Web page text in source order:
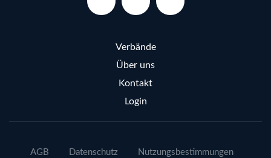
Verbände
Über uns
Kontakt
Login
AGB Datenschutz Nutzungsbestimmungen